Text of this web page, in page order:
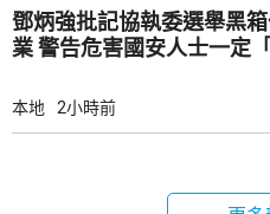
鄧炳強批記協執委選舉黑
業 警告危害國安人士一定「釘
本地 2小時前